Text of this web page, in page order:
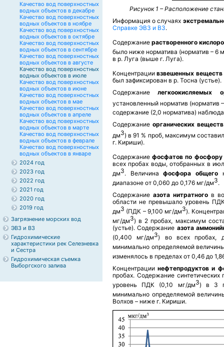
Качество вод поверхностных
водных объектов в декабре
Качество вод поверхностных
водных объектов в ноябре
Качество вод поверхностных
водных объектов в октябре
Качество вод поверхностных
водных объектов в сентябре
Качество вод поверхностных
водных объектов в августе
Качество вод поверхностных
водных объектов в июле
Качество вод поверхностных
водных объектов в июне
Качество вод поверхностных
водных объектов в мае
Качество вод поверхностных
водных объектов в апреле
Качество вод поверхностных
водных объектов в марте
Качество вод поверхностных
водных объектов в феврале
Качество вод поверхностных
водных объектов в январе
2024 год
2023 год
2022 год
2021 год
2020 год
2019 год
Загрязнение морских вод
ЭВЗ и ВЗ
Гидрохимические
характеристики рек Селезневка
и Сестра
Гидрохимическая съемка
Выборгского залива
Рисунок 1 – Расположение
Информация о случаях
Справке ЭВЗ и ВЗ.
Содержаниерастворенного
было ниже норматива (норматив – 6
в р. Луга (выше г. Луга).
Концентрациивзвешенных веществ
был зафиксирован в р. Тосна (устье).
Содержаниелегкоокисляемых
установленный норматив (норматив
содержание (2,0 норматива)
Содержаниеорганических
дм3) в 91 % проб, максимум
г. Кириши).
Содержаниефосфатов по фосфору
всех пробах воды, отобранных в
дм3. Величинафосфора общего
диапазоне от 0,060 до 0,176 мг/дм3.
Содержание азота нитратного в
области не превышало уровень
дм3 (ПДК – 9,100 мг/дм3).
мг/дм3) в 2 пробах, максимум
(устье). Содержание азота
(0,400 мг/дм3) во всех пробах,
минимально определяемой
изменялось в пределах от 0,46 до
Концентрациинефтепродуктов и
пробах. Содержание
уровень ПДК (0,10 мг/дм3) в 3
минимально определяемой
Волхов – ниже г. Кириши.